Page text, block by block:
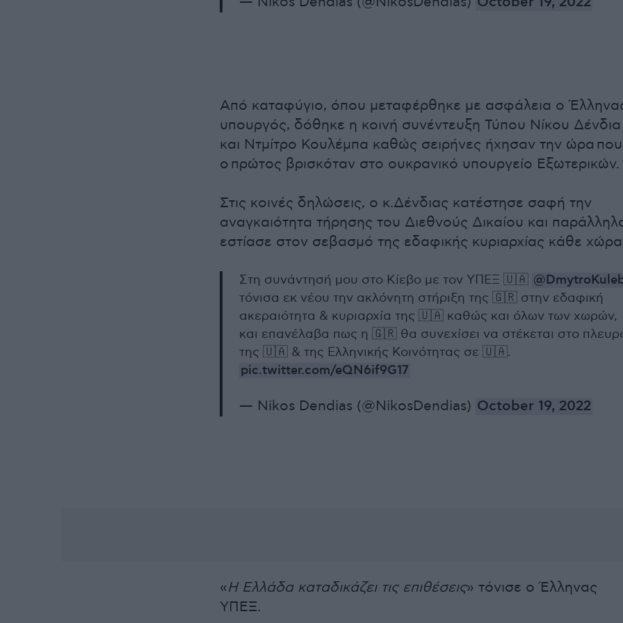
Από καταφύγιο, όπου μεταφέρθηκε με ασφάλεια ο
υπουργός, δόθηκε η κοινή συνέντευξη Τύπου Νίκου Δένδια
και Ντμίτρο Κουλέμπα καθώς σειρήνες ήχησαν την ώρα που
ο πρώτος βρισκόταν στο ουκρανικό υπουργείο Εξωτερικών.
Στις κοινές δηλώσεις, ο κ.Δένδιας κατέστησε σαφή την
αναγκαιότητα τήρησης του Διεθνούς Δικαίου και
εστίασε στον σεβασμό της εδαφικής κυριαρχίας κάθε
Στη συνάντησή μου στο Κίεβο με τον ΥΠΕΞ 🇺🇦
τόνισα εκ νέου την ακλόνητη στήριξη της 🇬🇷 στην εδαφική
ακεραιότητα & κυριαρχία της 🇺🇦 καθώς και όλων των χωρών,
και επανέλαβα πως η 🇬🇷 θα συνεχίσει να στέκεται στο
της 🇺🇦 & της Ελληνικής Κοινότητας σε 🇺🇦.
pic.twitter.com/eQN6if9G17
— Nikos Dendias (@NikosDendias) October 19, 2022
«Η Ελλάδα καταδικάζει τις επιθέσεις» τόνισε ο Έλληνας
ΥΠΕΞ.